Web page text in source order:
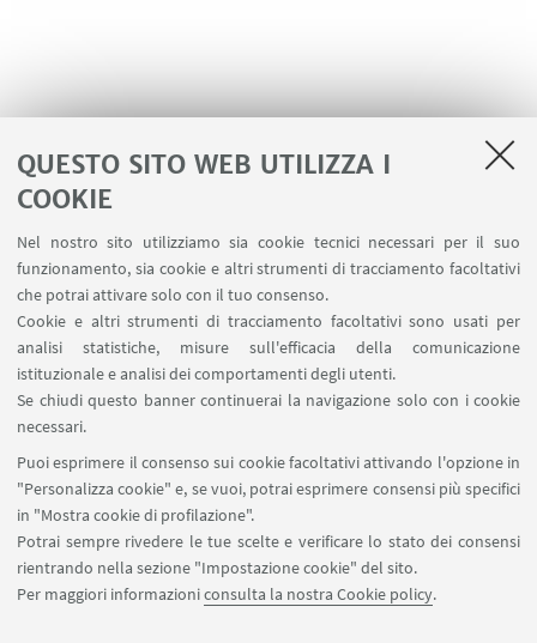
QUESTO SITO WEB UTILIZZA I
COOKIE
Nel nostro sito utilizziamo sia cookie tecnici necessari per il suo
funzionamento, sia cookie e altri strumenti di tracciamento facoltativi
che potrai attivare solo con il tuo consenso.
Cookie e altri strumenti di tracciamento facoltativi sono usati per
analisi statistiche, misure sull'efficacia della comunicazione
istituzionale e analisi dei comportamenti degli utenti.
Se chiudi questo banner continuerai la navigazione solo con i cookie
necessari.
Puoi esprimere il consenso sui cookie facoltativi attivando l'opzione in
"Personalizza cookie" e, se vuoi, potrai esprimere consensi più specifici
in "Mostra cookie di profilazione".
Potrai sempre rivedere le tue scelte e verificare lo stato dei consensi
rientrando nella sezione "Impostazione cookie" del sito.
Per maggiori informazioniconsulta la nostra Cookie policy.
Contatti
Area riservata
SEGUI IL DIPARTIMENTO SU:
SEGUI UNIBO SU:
APP: